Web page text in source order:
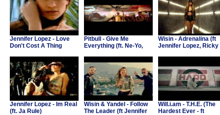
Jennifer Lopez - Love
Don't Cost A Thing
Pitbull - Give Me
Everything (ft. Ne-Yo,
Wisin - Adrenalina (ft
Jennifer Lopez, Ricky
Jennifer Lopez - Im Real
(ft. Ja Rule)
Wisin & Yandel - Follow
The Leader (ft Jennifer
Will.i.am - T.H.E. (The
Hardest Ever - ft